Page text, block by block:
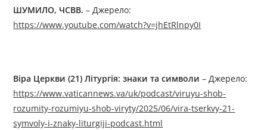
ШУМИЛО, ЧСВВ.– Джерелo:
https://www.youtube.com/watch?v=jhEtRlnpy0I
Віра Церкви (21) Літургія: знаки та символи– Джерелo:
https://www.vaticannews.va/uk/podcast/viruyu-shob-
rozumity-rozumiyu-shob-viryty/2025/06/vira-tserkvy-21-
symvoly-i-znaky-liturgiji-podcast.html